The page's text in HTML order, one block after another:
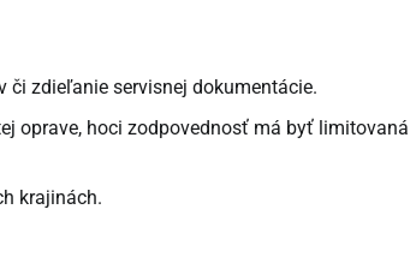
či zdieľanie servisnej dokumentácie.
oprave, hoci zodpovednosť má byť limitovaná
krajinách.